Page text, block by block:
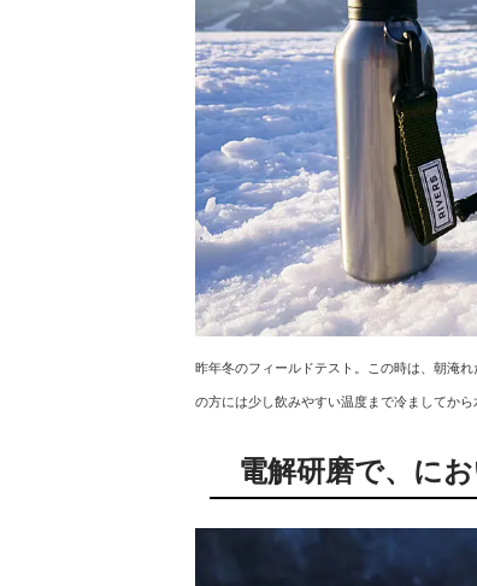
昨年冬のフィールドテスト。この時は、朝淹
の方には少し飲みやすい温度まで冷ましてから
電解研磨で、に